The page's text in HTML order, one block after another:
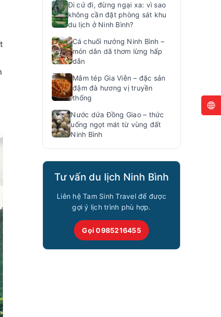
Đi cứ đi, đừng ngại xa: vì sao
không cần đặt phòng sát khu
du lịch ở Ninh Bình?
Cá chuối nướng Ninh Bình –
món dân dã thơm lừng hấp
dẫn
Mắm tép Gia Viễn – đặc sản
đậm đà hương vị truyền
thống
Nước dứa Đồng Giao – thức
uống ngọt mát từ vùng đất
Ninh Bình
Tư vấn du lịch Ninh Bình
Liên hệ Tam Sinh Travel để được
gợi ý lịch trình phù hợp.
Gọi 0985216455